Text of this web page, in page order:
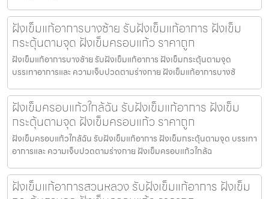
ฝังเข็มแก้อาการบางซ้าย รับฝังเข็มแก้อาการ ฝังเข็ม
กระตุ้นตามจุด ฝังเข็มครอบแก้ว ราคาถูก
ฝังเข็มแก้อาการบางซ้าย รับฝังเข็มแก้อาการ ฝังเข็มกระตุ้นตามจุด
บรรเทาอาการและ ความเจ็บปวดตามร่างกาย ฝังเข็มแก้อาการบางซ้
ฝังเข็มครอบแก้วใกล้ฉัน รับฝังเข็มแก้อาการ ฝังเข็ม
กระตุ้นตามจุด ฝังเข็มครอบแก้ว ราคาถูก
ฝังเข็มครอบแก้วใกล้ฉัน รับฝังเข็มแก้อาการ ฝังเข็มกระตุ้นตามจุด บรรเทา
อาการและ ความเจ็บปวดตามร่างกาย ฝังเข็มครอบแก้วใกล้ฉ
ฝังเข็มแก้อาการสวนหลวง รับฝังเข็มแก้อาการ ฝังเข็ม